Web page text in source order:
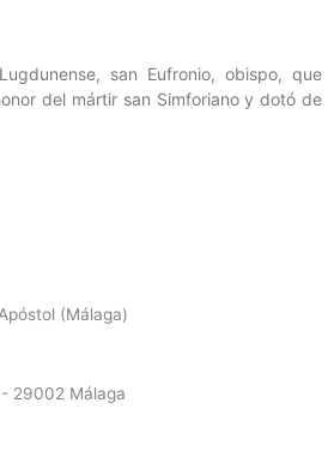
san Eufronio, obispo, que
del mártir san Simforiano y dotó de
(Málaga)
29002 Málaga